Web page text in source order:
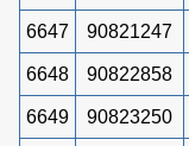
6647 90821247
6648 90822858
6649 90823250